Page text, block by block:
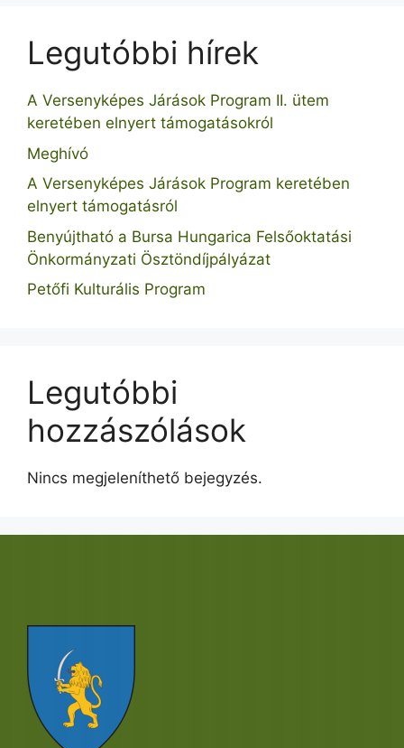
Legutóbbi hírek
A Versenyképes Járások Program II. ütem
keretében elnyert támogatásokról
Meghívó
A Versenyképes Járások Program keretében
elnyert támogatásról
Benyújtható a Bursa Hungarica Felsőoktatási
Önkormányzati Ösztöndíjpályázat
Petőfi Kulturális Program
Legutóbbi
hozzászólások
Nincs megjeleníthető bejegyzés.